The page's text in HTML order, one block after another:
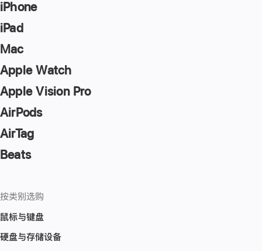
iPhone
iPad
Mac
Apple Watch
Apple Vision Pro
AirPods
AirTag
Beats
按类别选购
鼠标与键盘
硬盘与存储设备